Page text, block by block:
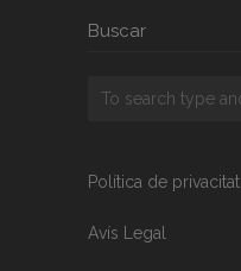
Buscar
Política de privacitat
Avís Legal